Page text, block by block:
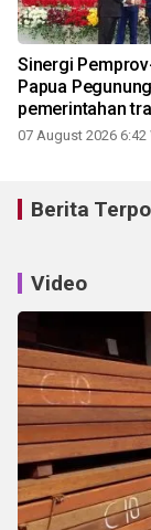
Sinergi
Papua
pemerintahan
07 August 2026 6:42
Berita
Video